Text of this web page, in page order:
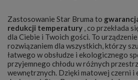
Zastosowanie Star Bruma to
redukcji temperatury , co przekłada
dla Ciebie i Twoich gości. To
rozwiązaniem dla wszystkich, którzy
łatwego w obsłudze i ekologicznego
przyjemnego chłodu w różnych
wewnętrznych. Dzięki matowej czerni i